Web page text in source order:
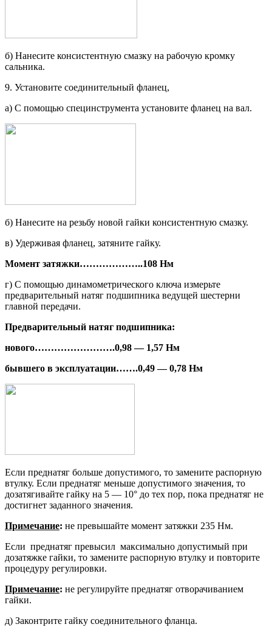
б) Нанесите консистентную смазку на рабочую кромку
сальника.
9. Установите соединительный фла­нец,
а) С помощью специнструмента ус­тановите фланец на вал.
б) Нанесите на резьбу новой гайки консистентную смазку.
в) Удерживая фланец, затяните гайку.
Момент затяжки………………..108 Нм
г) С помощью динамометрического ключа измерьте
предварительный натяг подшипника ведущей шестер­ни
главной передачи.
Предварительный натяг подшипника:
нового…………………….0,98 — 1,57 Нм
бывшего в эксплуатации…….0,49 — 0,78 Нм
Если преднатяг больше допустимо­го, то замените распорную
втулку. Если преднатяг меньше допустимо­го значения, то
дозатягивайте гайку на 5 — 10° до тех пор, пока преднатяг не
достигнет заданного значения.
Примечание: не превышайте момент затяжки 235 Нм.
Если преднатяг превысил макси­мально допустимый при
дозатяжке гайки, то замените распорную втулку и повторите
процедуру регулировки.
Примечание: не регулируйте пред­натяг отворачиванием
гайки.
д) Законтрите гайку соединительно­го фланца.